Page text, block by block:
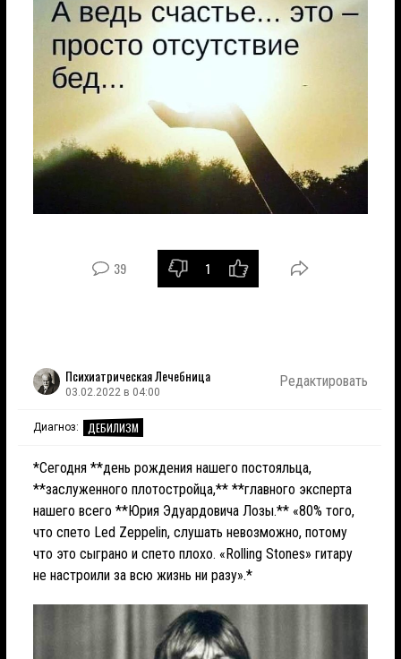
39 1
Психиатрическая Лечебница
03.02.2022 в 04:00
Редактировать
Диагноз: ДЕБИЛИЗМ
*Сегодня **день рождения нашего постояльца,
**заслуженного плотостройца,** **главного эксперта
нашего всего **Юрия Эдуардовича Лозы.** «80% того,
что спето Led Zeppelin, слушать невозможно, потому
что это сыграно и спето плохо. «Rolling Stones» гитару
не настроили за всю жизнь ни разу».*